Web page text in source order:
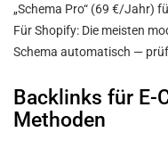
„Schema Pro“ (69 €/Jahr)
Für Shopify: Die meisten
Schema automatisch —
Backlinks für E-
Methoden